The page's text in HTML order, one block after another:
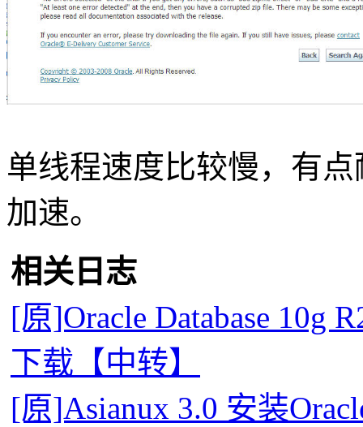
单线程速度比较慢，有
加速。
相关日志
[原]Oracle Database 10g
下载【中转】
[原]Asianux 3.0 安装